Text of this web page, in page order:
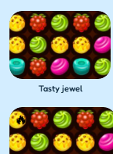
Tasty jewel